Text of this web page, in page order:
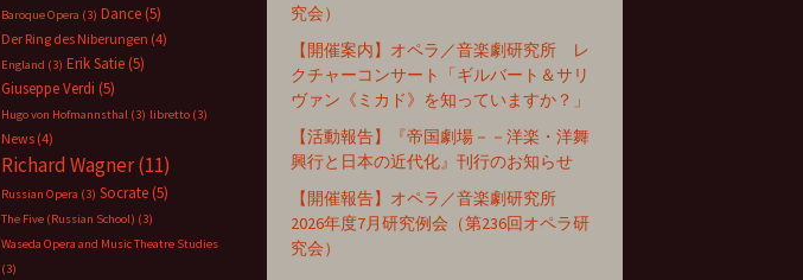
究会）
【開催案内】オペラ／音楽劇研究所 レ
クチャーコンサート「ギルバート＆サリ
ヴァン《ミカド》を知っていますか？」
【活動報告】『帝国劇場－－洋楽・洋舞
興行と日本の近代化』刊行のお知らせ
【開催報告】オペラ／音楽劇研究所
2026年度7月研究例会（第236回オペラ研
究会）
Baroque Opera (3) Dance (5)
Der Ring des Niberungen (4)
England (3) Erik Satie (5)
Giuseppe Verdi (5)
Hugo von Hofmannsthal (3) libretto (3)
News (4)
Richard Wagner(11)
Russian Opera (3) Socrate (5)
The Five (Russian School) (3)
Waseda Opera and Music Theatre Studies
(3)